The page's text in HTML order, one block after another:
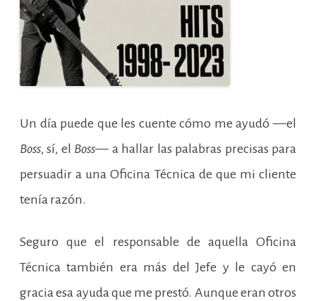
Un día puede que les cuente cómo me ayudó —el
Boss, sí, el Boss— a hallar las palabras precisas para
persuadir a una Oficina Técnica de que mi cliente
tenía razón.
Seguro que el responsable de aquella Oficina
Técnica también era más del Jefe y le cayó en
gracia esa ayuda que me prestó. Aunque eran otros